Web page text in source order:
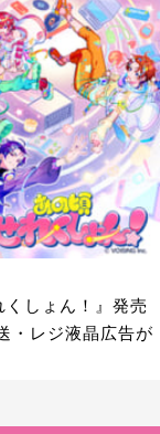
くしょん！』発売
・レジ液晶広告が